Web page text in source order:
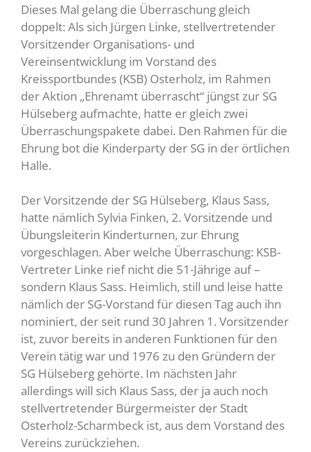
Dieses Mal gelang die Überraschung gleich
doppelt: Als sich Jürgen Linke, stellvertretender
Vorsitzender Organisations- und
Vereinsentwicklung im Vorstand des
Kreissportbundes (KSB) Osterholz, im Rahmen
der Aktion „Ehrenamt überrascht“ jüngst zur SG
Hülseberg aufmachte, hatte er gleich zwei
Überraschungspakete dabei. Den Rahmen für die
Ehrung bot die Kinderparty der SG in der örtlichen
Halle.
Der Vorsitzende der SG Hülseberg, Klaus Sass,
hatte nämlich Sylvia Finken, 2. Vorsitzende und
Übungsleiterin Kinderturnen, zur Ehrung
vorgeschlagen. Aber welche Überraschung: KSB-
Vertreter Linke rief nicht die 51-Jährige auf –
sondern Klaus Sass. Heimlich, still und leise hatte
nämlich der SG-Vorstand für diesen Tag auch ihn
nominiert, der seit rund 30 Jahren 1. Vorsitzender
ist, zuvor bereits in anderen Funktionen für den
Verein tätig war und 1976 zu den Gründern der
SG Hülseberg gehörte. Im nächsten Jahr
allerdings will sich Klaus Sass, der ja auch noch
stellvertretender Bürgermeister der Stadt
Osterholz-Scharmbeck ist, aus dem Vorstand des
Vereins zurückziehen.